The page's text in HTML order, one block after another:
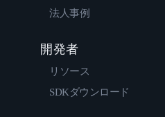
法人事例
開発者
リソース
SDKダウンロード